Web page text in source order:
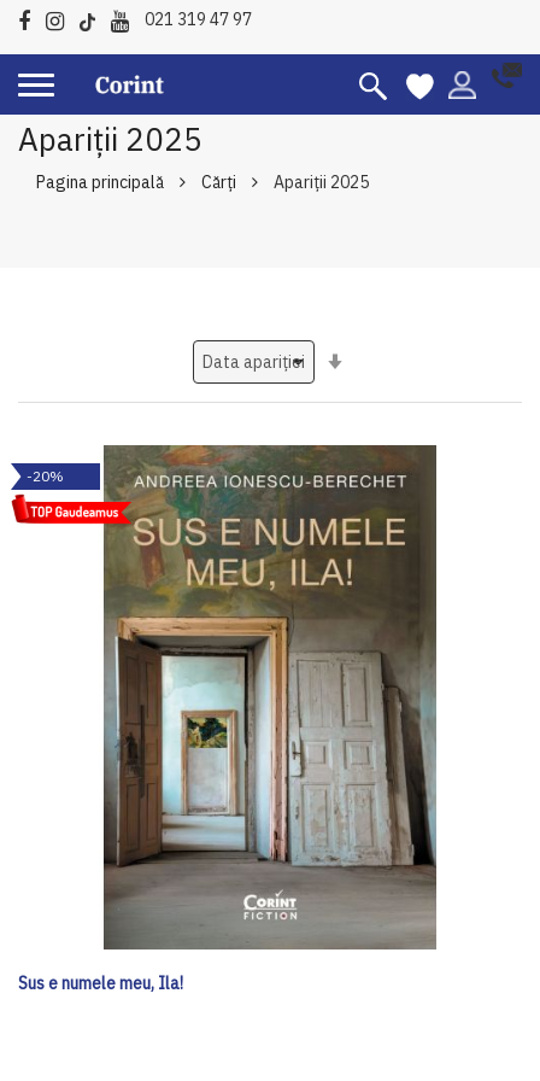
021 319 47 97
Apariții 2025
Pagina principală Cărți Apariții 2025
-20%
Sus e numele meu, Ila!